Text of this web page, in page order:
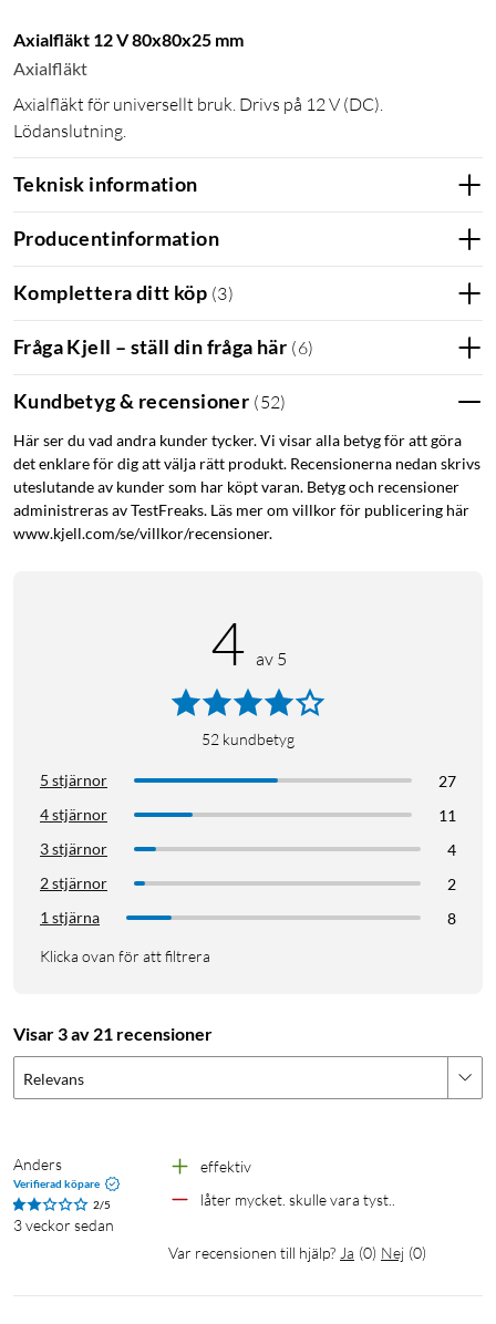
Axialfläkt 12 V 80x80x25 mm
Axialfläkt
Axialfläkt för universellt bruk. Drivs på 12 V (DC).
Lödanslutning.
Teknisk information
Producentinformation
Komplettera ditt köp (3)
Fråga Kjell – ställ din fråga här (6)
Kundbetyg & recensioner (52)
Här ser du vad andra kunder tycker. Vi visar alla betyg för att göra
det enklare för dig att välja rätt produkt. Recensionerna nedan skrivs
uteslutande av kunder som har köpt varan. Betyg och recensioner
administreras av TestFreaks. Läs mer om villkor för publicering här
www.kjell.com/se/villkor/recensioner.
4 av 5
52 kundbetyg
5 stjärnor
27
4 stjärnor
11
3 stjärnor
4
2 stjärnor
2
1 stjärna
8
Klicka ovan för att filtrera
Visar 3 av 21 recensioner
Relevans
Anders
Verifierad köpare
2/5
3 veckor sedan
effektiv
låter mycket. skulle vara tyst..
Var recensionen till hjälp? Ja (0) Nej (0)